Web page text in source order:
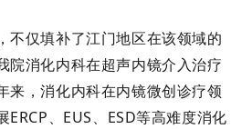
不仅填补了江门地区在该领域的
院消化内科在超声内镜介入治疗
来，消化内科在内镜微创诊疗领
ERCP、EUS、ESD等高难度消化